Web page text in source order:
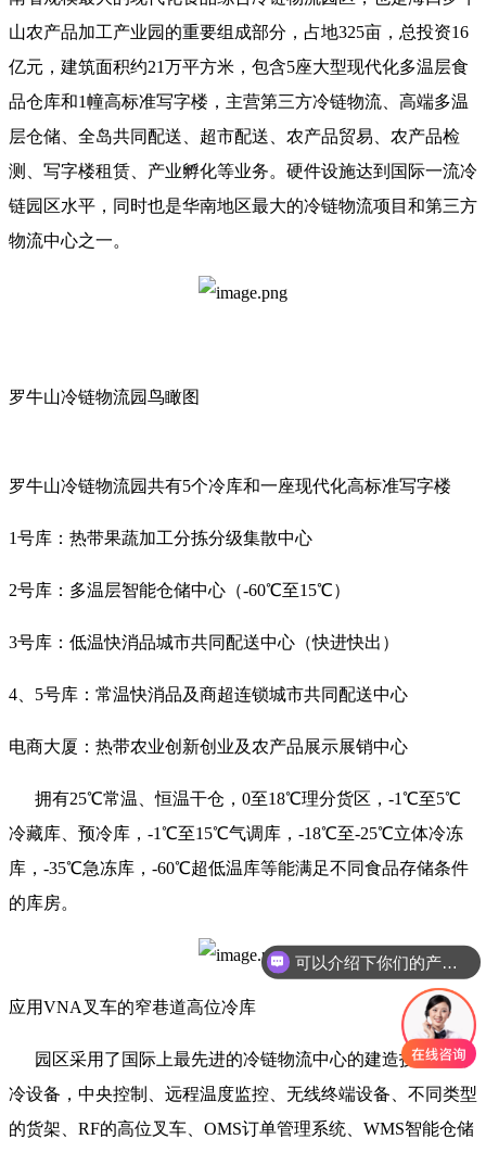
山农产品加工产业园的重要组成部分，占地325亩，总投资16
亿元，建筑面积约21万平方米，包含5座大型现代化多温层食
品仓库和1幢高标准写字楼，主营第三方冷链物流、高端多温
层仓储、全岛共同配送、超市配送、农产品贸易、农产品检
测、写字楼租赁、产业孵化等业务。硬件设施达到国际一流冷
链园区水平，同时也是华南地区最大的冷链物流项目和第三方
物流中心之一。
罗牛山冷链物流园鸟瞰图
罗牛山冷链物流园共有5个冷库和一座现代化高标准写字楼
1号库：热带果蔬加工分拣分级集散中心
2号库：多温层智能仓储中心（-60℃至15℃）
3号库：低温快消品城市共同配送中心（快进快出）
4、5号库：常温快消品及商超连锁城市共同配送中心
电商大厦：热带农业创新创业及农产品展示展销中心
拥有25℃常温、恒温干仓，0至18℃理分货区，-1℃至5℃
冷藏库、预冷库，-1℃至15℃气调库，-18℃至-25℃立体冷冻
库，-35℃急冻库，-60℃超低温库等能满足不同食品存储条件
的库房。
应用VNA叉车的窄巷道高位冷库
园区采用了国际上最先进的冷链物流中心的建造技术与制
冷设备，中央控制、远程温度监控、无线终端设备、不同类型
的货架、RF的高位叉车、OMS订单管理系统、WMS智能仓储
可以介绍下你们的产品么